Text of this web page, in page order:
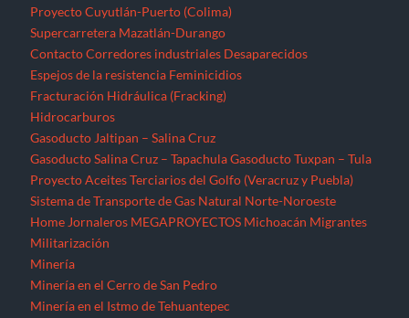
Proyecto Cuyutlán-Puerto (Colima)
Supercarretera Mazatlán-Durango
Contacto Corredores industriales Desaparecidos
Espejos de la resistencia Feminicidios
Fracturación Hidráulica (Fracking)
Hidrocarburos
Gasoducto Jaltipan – Salina Cruz
Gasoducto Salina Cruz – Tapachula Gasoducto Tuxpan – Tula
Proyecto Aceites Terciarios del Golfo (Veracruz y Puebla)
Sistema de Transporte de Gas Natural Norte-Noroeste
Home Jornaleros MEGAPROYECTOS Michoacán Migrantes
Militarización
Minería
Minería en el Cerro de San Pedro
Minería en el Istmo de Tehuantepec